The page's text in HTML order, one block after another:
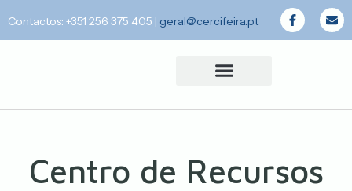
Contactos: +351 256 375 405 | geral@cercifeira.pt
Centro de Recursos